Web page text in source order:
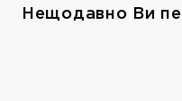
Нещодавно Ви